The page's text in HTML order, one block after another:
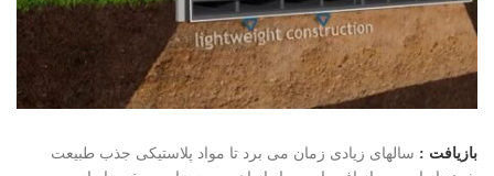
بازیافت : سالهای زیادی زمان می برد تا مواد پلاستیکی جذب طبیعت